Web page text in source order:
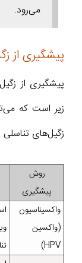
می‌رود.
پیشگیری از
پیشگیری از
زگیل‌های
روش
پیشگیری
واکسیناسیون
(واکسین
HPV)